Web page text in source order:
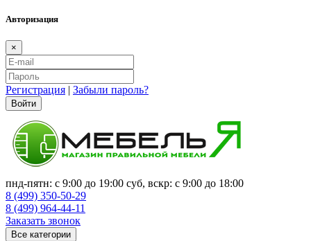
Авторизация
×
Регистрация | Забыли пароль?
Войти
пнд-пятн: с 9:00 до 19:00 суб, вскр: с 9:00 до 18:00
8 (499) 350-50-29
8 (499) 964-44-11
Заказать звонок
Все категории